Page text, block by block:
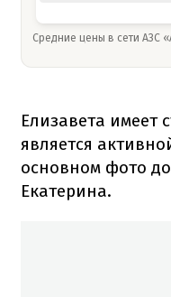
Средние цены в сети АЗС
Елизавета имеет
является
основном фото
Екатерина.